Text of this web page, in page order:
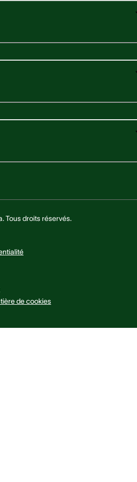
Tous droits réservés.
de cookies